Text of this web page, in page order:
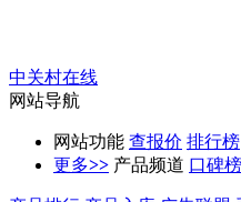
中关村在线
网站导航
网站功能 查报价 排行榜
更多>> 产品频道 口碑榜